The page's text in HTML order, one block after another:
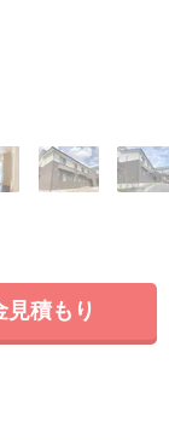
見積もり